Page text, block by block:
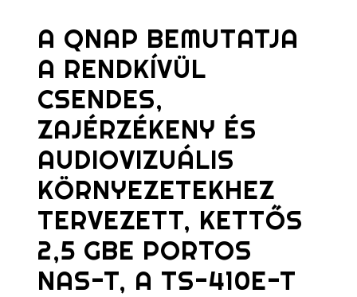
A QNAP BEMUTATJA
A RENDKÍVÜL
CSENDES,
ZAJÉRZÉKENY ÉS
AUDIOVIZUÁLIS
KÖRNYEZETEKHEZ
TERVEZETT, KETTŐS
2,5 GBE PORTOS
NAS-T, A TS-410E-T